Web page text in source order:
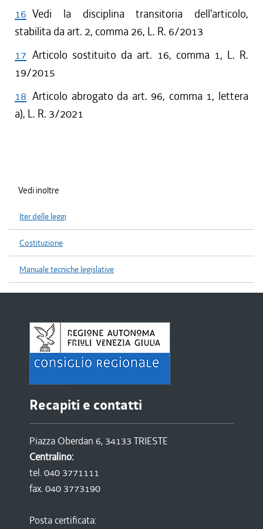
16 Vedi la disciplina transitoria dell'articolo,
stabilita da art. 2, comma 26, L. R. 6/2013
17 Articolo sostituito da art. 16, comma 1, L. R.
19/2015
18 Articolo abrogato da art. 96, comma 1, lettera
a), L. R. 3/2021
Vedi inoltre
Iter delle leggi
Costituzione
Manuale tecniche legislative
Recapiti e contatti
Piazza Oberdan 6, 34133 TRIESTE
Centralino:
tel. 040 3771111
fax. 040 3773190
Posta certificata: